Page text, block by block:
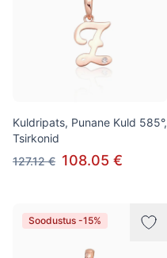
Kuldripats, Punane Kuld 585°,
Tsirkonid
127.12 € 108.05 €
Soodustus -15%